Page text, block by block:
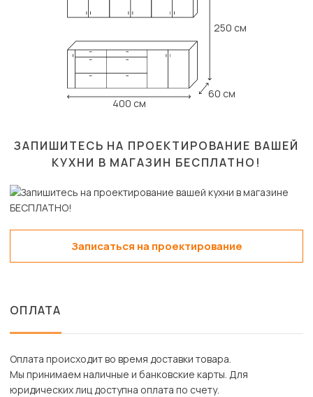
400 см
250 см
60 см
ЗАПИШИТЕСЬ НА ПРОЕКТИРОВАНИЕ ВАШЕЙ
КУХНИ В МАГАЗИН БЕСПЛАТНО!
Записаться на проектирование
ОПЛАТА
Оплата происходит во время доставки товара.
Мы принимаем наличные и банковские карты. Для
юридических лиц доступна оплата по счету.